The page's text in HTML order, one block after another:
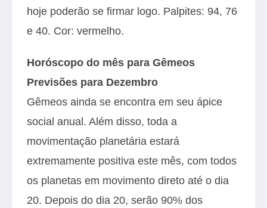
hoje poderão se firmar logo. Palpites: 94, 76
e 40. Cor: vermelho.
Horóscopo do mês para Gêmeos
Previsões para Dezembro
Gêmeos ainda se encontra em seu ápice
social anual. Além disso, toda a
movimentação planetária estará
extremamente positiva este mês, com todos
os planetas em movimento direto até o dia
20. Depois do dia 20, serão 90% dos